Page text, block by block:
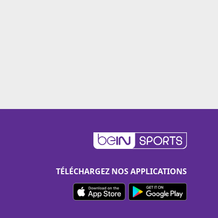
TÉLÉCHARGEZ NOS APPLICATIONS